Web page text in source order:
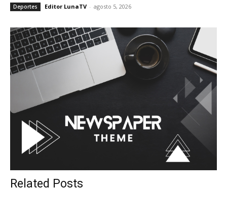
Deportes Editor LunaTV - agosto 5, 2026
Related Posts